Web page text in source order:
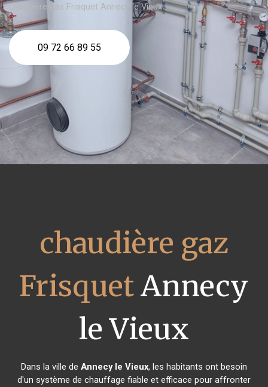
chaudière gaz Frisquet Annecy le Vieux
09 72 66 89 55
chaudière gaz
FrisquetAnnecy
le Vieux
Dans la ville de Annecy le Vieux, les habitants ont besoin
d'un système de chauffage fiable et efficace pour affronter